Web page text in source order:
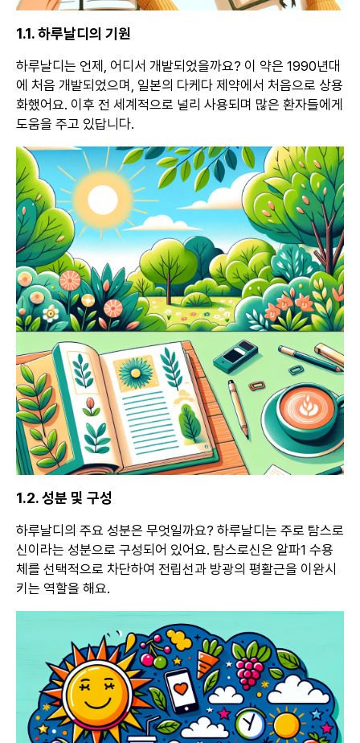
1.1. 하루날디의 기원
하루날디는 언제, 어디서 개발되었을까요? 이 약은 1990년대
에 처음 개발되었으며, 일본의 다케다 제약에서 처음으로 상용
화했어요. 이후 전 세계적으로 널리 사용되며 많은 환자들에게
도움을 주고 있답니다.
1.2. 성분 및 구성
하루날디의 주요 성분은 무엇일까요? 하루날디는 주로 탐스로
신이라는 성분으로 구성되어 있어요. 탐스로신은 알파1 수용
체를 선택적으로 차단하여 전립선과 방광의 평활근을 이완시
키는 역할을 해요.